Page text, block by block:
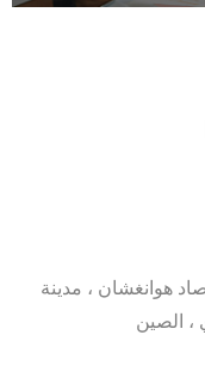
هوانغشان ، مدينة
، الصين